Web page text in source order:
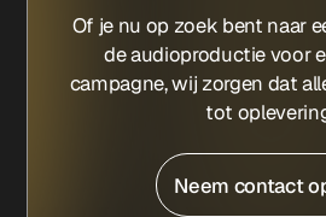
Of je nu op zoek bent naar
de audioproductie voor
campagne, wij zorgen dat
tot
Neem contact